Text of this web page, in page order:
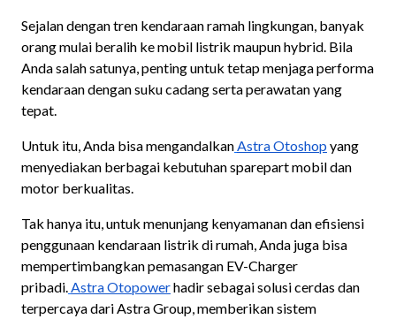
Sejalan dengan tren kendaraan ramah lingkungan, banyak
orang mulai beralih ke mobil listrik maupun hybrid. Bila
Anda salah satunya, penting untuk tetap menjaga performa
kendaraan dengan suku cadang serta perawatan yang
tepat.
Untuk itu, Anda bisa mengandalkan Astra Otoshop yang
menyediakan berbagai kebutuhan sparepart mobil dan
motor berkualitas.
Tak hanya itu, untuk menunjang kenyamanan dan efisiensi
penggunaan kendaraan listrik di rumah, Anda juga bisa
mempertimbangkan pemasangan EV-Charger
pribadi. Astra Otopowerhadir sebagai solusi cerdas dan
terpercaya dari Astra Group, memberikan sistem